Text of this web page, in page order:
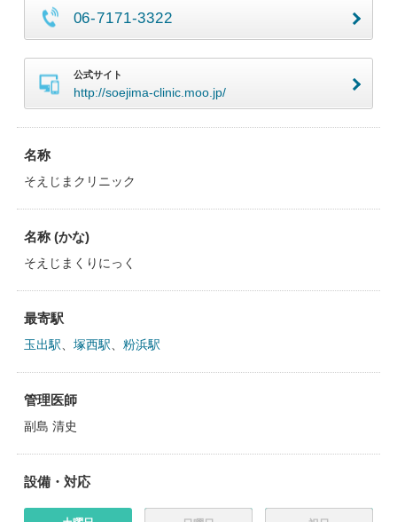
06-7171-3322
公式サイト
http://soejima-clinic.moo.jp/
名称
そえじまクリニック
名称 (かな)
そえじまくりにっく
最寄駅
玉出駅 塚西駅 粉浜駅
管理医師
副島 清史
設備・対応